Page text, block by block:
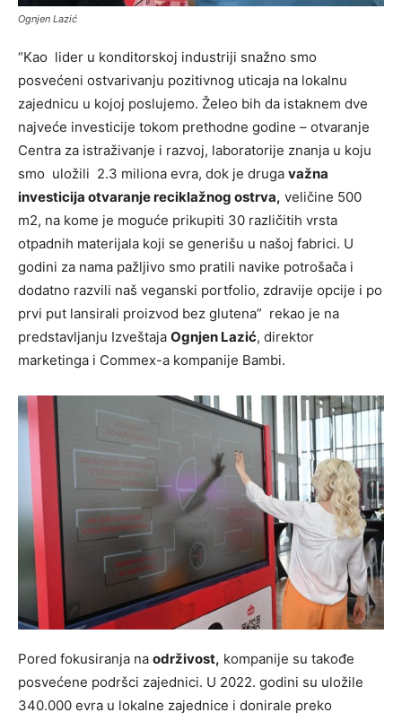
Ognjen Lazić
“Kao lider u konditorskoj industriji snažno smo
posvećeni ostvarivanju pozitivnog uticaja na lokalnu
zajednicu u kojoj poslujemo. Želeo bih da istaknem dve
najveće investicije tokom prethodne godine – otvaranje
Centra za istraživanje i razvoj, laboratorije znanja u koju
smo uložili 2.3 miliona evra, dok je druga važna
investicija otvaranje reciklažnog ostrva, veličine 500
m2, na kome je moguće prikupiti 30 različitih vrsta
otpadnih materijala koji se generišu u našoj fabrici. U
godini za nama pažljivo smo pratili navike potrošača i
dodatno razvili naš veganski portfolio, zdravije opcije i po
prvi put lansirali proizvod bez glutena” rekao je na
predstavljanju Izveštaja Ognjen Lazić, direktor
marketinga i Commex-a kompanije Bambi.
Pored fokusiranja na održivost, kompanije su takođe
posvećene podršci zajednici. U 2022. godini su uložile
340.000 evra u lokalne zajednice i donirale preko